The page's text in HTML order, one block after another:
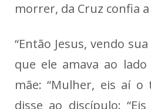
morrer, da Cruz confia a
“Então Jesus, vendo
que ele amava ao
mãe: “Mulher, eis aí o
disse ao discípulo: